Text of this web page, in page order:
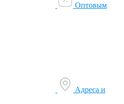
Оптовым
Адреса и